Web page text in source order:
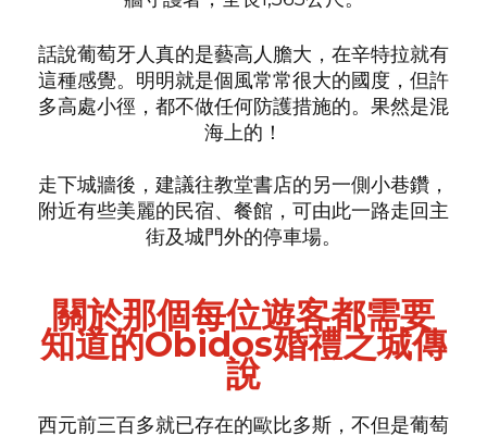
話說葡萄牙人真的是藝高人膽大，在辛特拉就有
這種感覺。明明就是個風常常很大的國度，但許
多高處小徑，都不做任何防護措施的。果然是混
海上的！
走下城牆後，建議往教堂書店的另一側小巷鑽，
附近有些美麗的民宿、餐館，可由此一路走回主
街及城門外的停車場。
關於那個每位遊客都需要
知道的Obidos婚禮之城傳
說
西元前三百多就已存在的歐比多斯，不但是葡萄